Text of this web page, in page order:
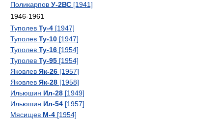
Поликарпов У-2ВС [1941]
1946-1961
Туполев Ту-4 [1947]
Туполев Ту-10 [1947]
Туполев Ту-16 [1954]
Туполев Ту-95 [1954]
Яковлев Як-26 [1957]
Яковлев Як-28 [1958]
Ильюшин Ил-28 [1949]
Ильюшин Ил-54 [1957]
Мясищев М-4 [1954]